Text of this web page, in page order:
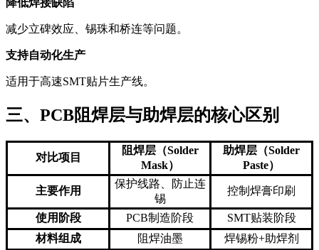
减少立碑效应、锡珠和桥连等问题。
支持自动化生产
适用于高速SMT贴片生产线。
三、PCB阻焊层与助焊层的核心区别
对比项目
阻焊层（Solder
Mask）
助焊层（Solder
Paste）
主要作用
保护线路、防止连
锡
控制焊膏印刷
使用阶段 PCB制造阶段
SMT贴装阶段
材料组成
阻焊油墨
焊锡粉+助焊剂